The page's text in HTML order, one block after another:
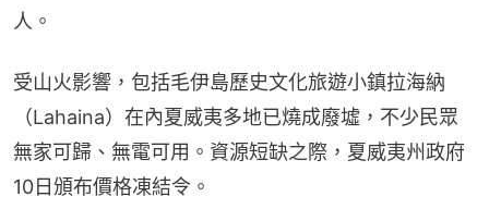
人。
受山火影響，包括毛伊島歷史文化旅遊小鎮拉海納
（Lahaina）在內夏威夷多地已燒成廢墟，不少民眾
無家可歸、無電可用。資源短缺之際，夏威夷州政府
10日頒布價格凍結令。